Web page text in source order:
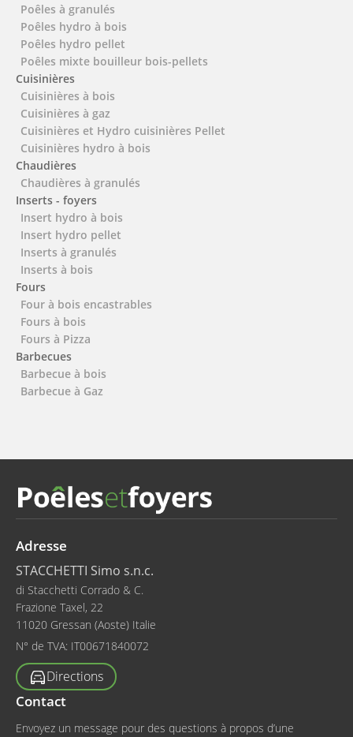
Poêles à granulés
Poêles hydro à bois
Poêles hydro pellet
Poêles mixte bouilleur bois-pellets
Cuisinières
Cuisinières à bois
Cuisinières à gaz
Cuisinières et Hydro cuisinières Pellet
Cuisinières hydro à bois
Chaudières
Chaudières à granulés
Inserts - foyers
Insert hydro à bois
Insert hydro pellet
Inserts à granulés
Inserts à bois
Fours
Four à bois encastrables
Fours à bois
Fours à Pizza
Barbecues
Barbecue à bois
Barbecue à Gaz
Adresse
STACCHETTI Simo s.n.c.
di Stacchetti Corrado & C.
Frazione Taxel, 22
11020 Gressan (Aoste) Italie
N° de TVA: IT00671840072
Directions
Contact
Envoyez un message pour des questions à propos d’une